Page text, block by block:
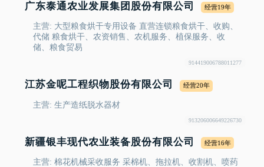
广东泰通农业发展集团股份有限公司 经营19年
914419006788011277
主营: 大型粮食烘干专用设备 直营连锁粮食烘干、收购、
代储 粮食烘干、农资销售、农机服务、植保服务、收
储、粮食贸易
江苏金呢工程织物股份有限公司 经营20年
913206006649226730
主营: 生产造纸脱水器材
新疆银丰现代农业装备股份有限公司 经营16年
主营: 棉花机械采收服务 采棉机、拖拉机、收割机、喷药